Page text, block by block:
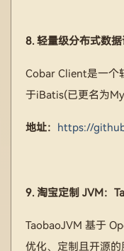
8. 轻量级分布式数
Cobar Client是一个
于iBatis(已更名为
地址： https://
9. 淘宝定制 JVM：
TaobaoJVM 基于
优化、定制且开源